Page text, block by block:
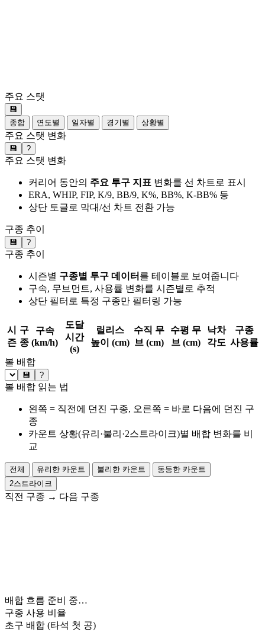
주요 스탯
💾
종합
연도별 일자별 경기별 상황별
주요 스탯 변화
💾 ?
주요 스탯 변화
커리어 동안의 주요 투구 지표 변화를 선 차트로 표시
ERA, WHIP, FIP, K/9, BB/9, K%, BB%, K-BB% 등
상단 토글로 막대/선 차트 전환 가능
구종 추이
💾 ?
구종 추이
시즌별 구종별 투구 데이터 를 테이블로 보여줍니다
구속, 무브먼트, 사용률 변화를 시즌별로 추적
상단 필터로 특정 구종만 필터링 가능
시
즌
구
종
구속
(km/h)
도달
시간
(s)
릴리스
높이 (cm)
수직 무
브 (cm)
수평 무
브 (cm)
낙차
각도
구종
사용률
볼 배합
💾 ?
볼 배합 읽는 법
왼쪽 = 직전에 던진 구종, 오른쪽 = 바로 다음에 던진 구
종
카운트 상황(유리·불리·2스트라이크)별 배합 변화를 비
교
전체 유리한 카운트 불리한 카운트
동등한 카운트
2스트라이크
직전 구종 → 다음 구종
배합 흐름 준비 중…
구종 사용 비율
초구 배합 (타석 첫 공)